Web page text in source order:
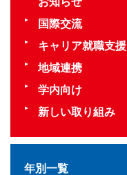
国際交流
キャリア就職支援
地域連携
学内向け
新しい取り組み
年別一覧